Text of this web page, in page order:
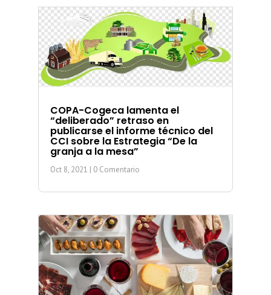
COPA-Cogeca lamenta el
“deliberado” retraso en
publicarse el informe técnico del
CCI sobre la Estrategia “De la
granja a la mesa”
Oct 8, 2021 | 0 Comentario